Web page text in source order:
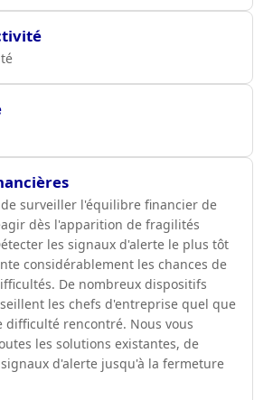
surveiller l'équilibre financier de
dès l'apparition de fragilités
les signaux d'alerte le plus tôt
considérablement les chances de
De nombreux dispositifs
les chefs d'entreprise quel que
difficulté rencontré. Nous vous
les solutions existantes, de
d'alerte jusqu'à la fermeture